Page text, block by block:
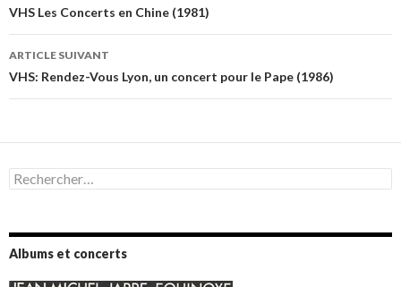
des
articles
VHS Les Concerts en Chine (1981)
ARTICLE SUIVANT
VHS: Rendez-Vous Lyon, un concert pour le Pape (1986)
Rechercher :
Albums et concerts